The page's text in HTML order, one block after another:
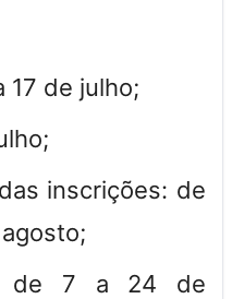
17 de julho;
inscrições: de
de 7 a 24 de